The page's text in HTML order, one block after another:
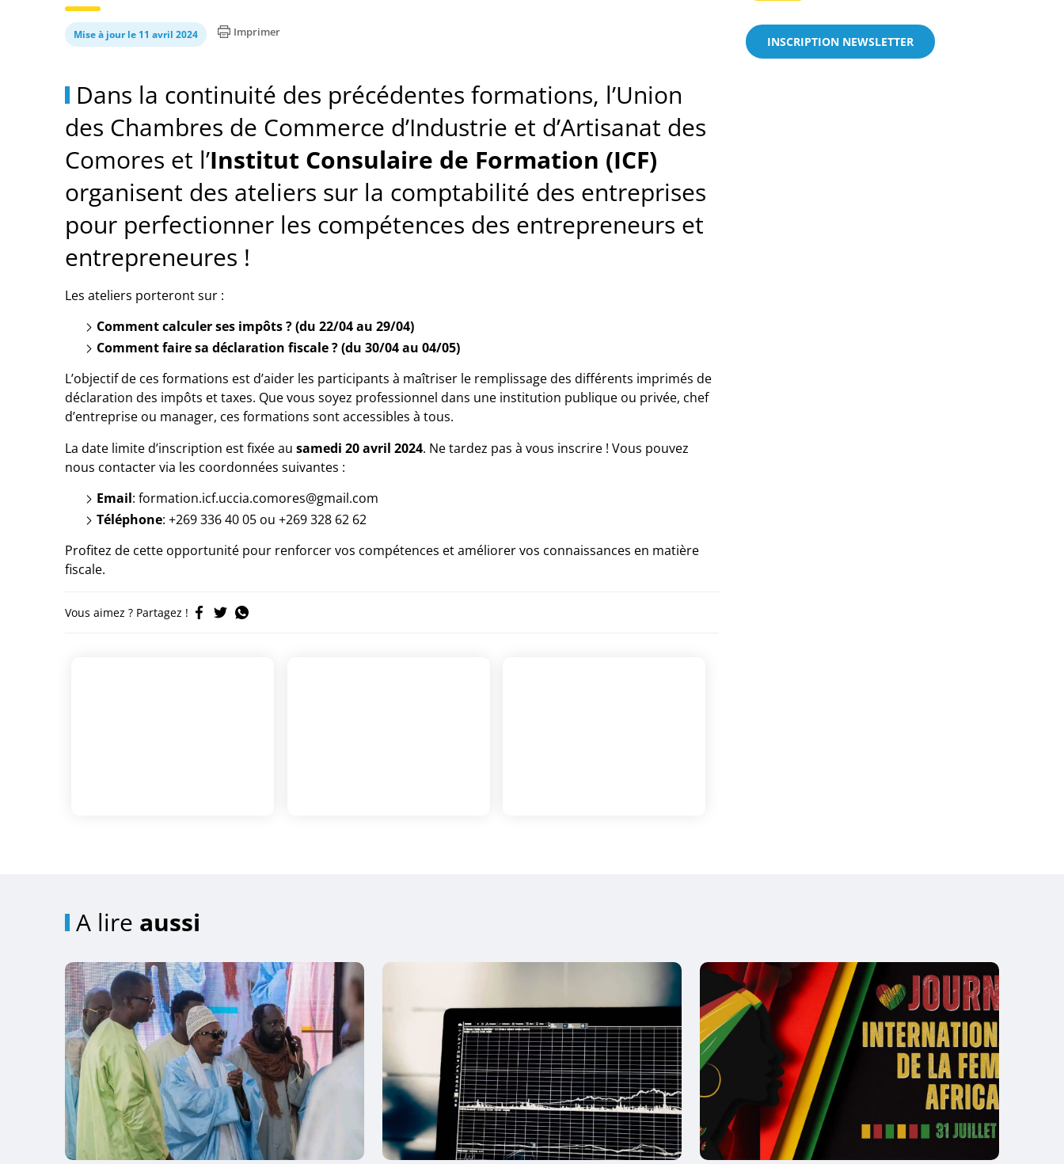
Mise à jour le 11 avril 2024 Imprimer
Dans la continuité des précédentes formations, l’Union
des Chambres de Commerce d’Industrie et d’Artisanat des
Comores et l’Institut Consulaire de Formation (ICF)
organisent des ateliers sur la comptabilité des entreprises
pour perfectionner les compétences des entrepreneurs et
entrepreneures !
Les ateliers porteront sur :
Comment calculer ses impôts ? (du 22/04 au 29/04)
Comment faire sa déclaration fiscale ? (du 30/04 au 04/05)
L’objectif de ces formations est d’aider les participants à maîtriser le remplissage des différents imprimés de
déclaration des impôts et taxes. Que vous soyez professionnel dans une institution publique ou privée, chef
d’entreprise ou manager, ces formations sont accessibles à tous.
La date limite d’inscription est fixée au samedi 20 avril 2024. Ne tardez pas à vous inscrire ! Vous pouvez
nous contacter via les coordonnées suivantes :
Email: formation.icf.uccia.comores@gmail.com
Téléphone: +269 336 40 05 ou +269 328 62 62
Profitez de cette opportunité pour renforcer vos compétences et améliorer vos connaissances en matière
fiscale.
Vous aimez ? Partagez !
INSCRIPTION NEWSLETTER
A lire aussi